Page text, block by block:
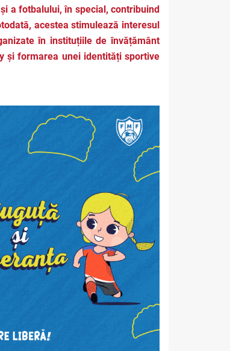
a fotbalului, în special, contribuind
acestea stimulează interesul
în instituțiile de învățământ
și formarea unei identități sportive